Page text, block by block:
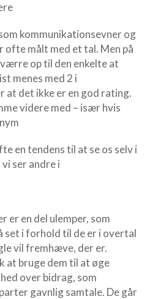
kommunikationsevner og
ofte målt med et tal. Men på
op til den enkelte at
menes med 2 i
at det ikke er en god rating.
videre med – især hvis
en tendens til at se os selv i
ser andre i
er en del ulemper, som
set i forhold til de er i overtal
vil fremhæve, der er.
at bruge dem til at øge
over bidrag, som
gavnlig samtale. De går